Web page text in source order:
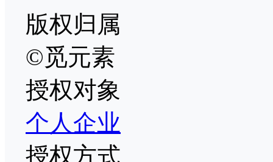
版权归属
©觅元素
授权对象
个人企业
授权方式